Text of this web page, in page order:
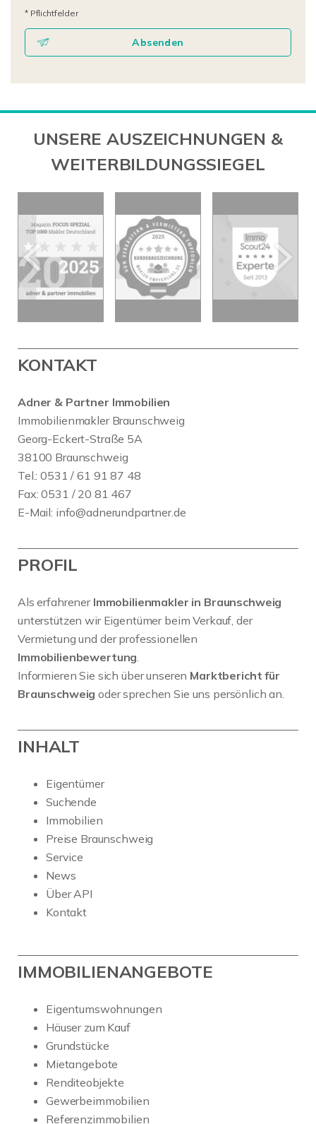
* Pflichtfelder
Absenden
UNSERE AUSZEICHNUNGEN &
WEITERBILDUNGSSIEGEL
KONTAKT
Adner & Partner Immobilien
Immobilienmakler Braunschweig
Georg-Eckert-Straße 5A
38100 Braunschweig
Tel.: 0531 / 61 91 87 48
Fax: 0531 / 20 81 467
E-Mail: info@adnerundpartner.de
PROFIL
Als erfahrener Immobilienmakler in Braunschweig
unterstützen wir Eigentümer beim Verkauf, der
Vermietung und der professionellen
Immobilienbewertung.
Informieren Sie sich über unseren Marktbericht für
Braunschweig oder sprechen Sie uns persönlich an.
INHALT
Eigentümer
Suchende
Immobilien
Preise Braunschweig
Service
News
Über API
Kontakt
IMMOBILIENANGEBOTE
Eigentumswohnungen
Häuser zum Kauf
Grundstücke
Mietangebote
Renditeobjekte
Gewerbeimmobilien
Referenzimmobilien